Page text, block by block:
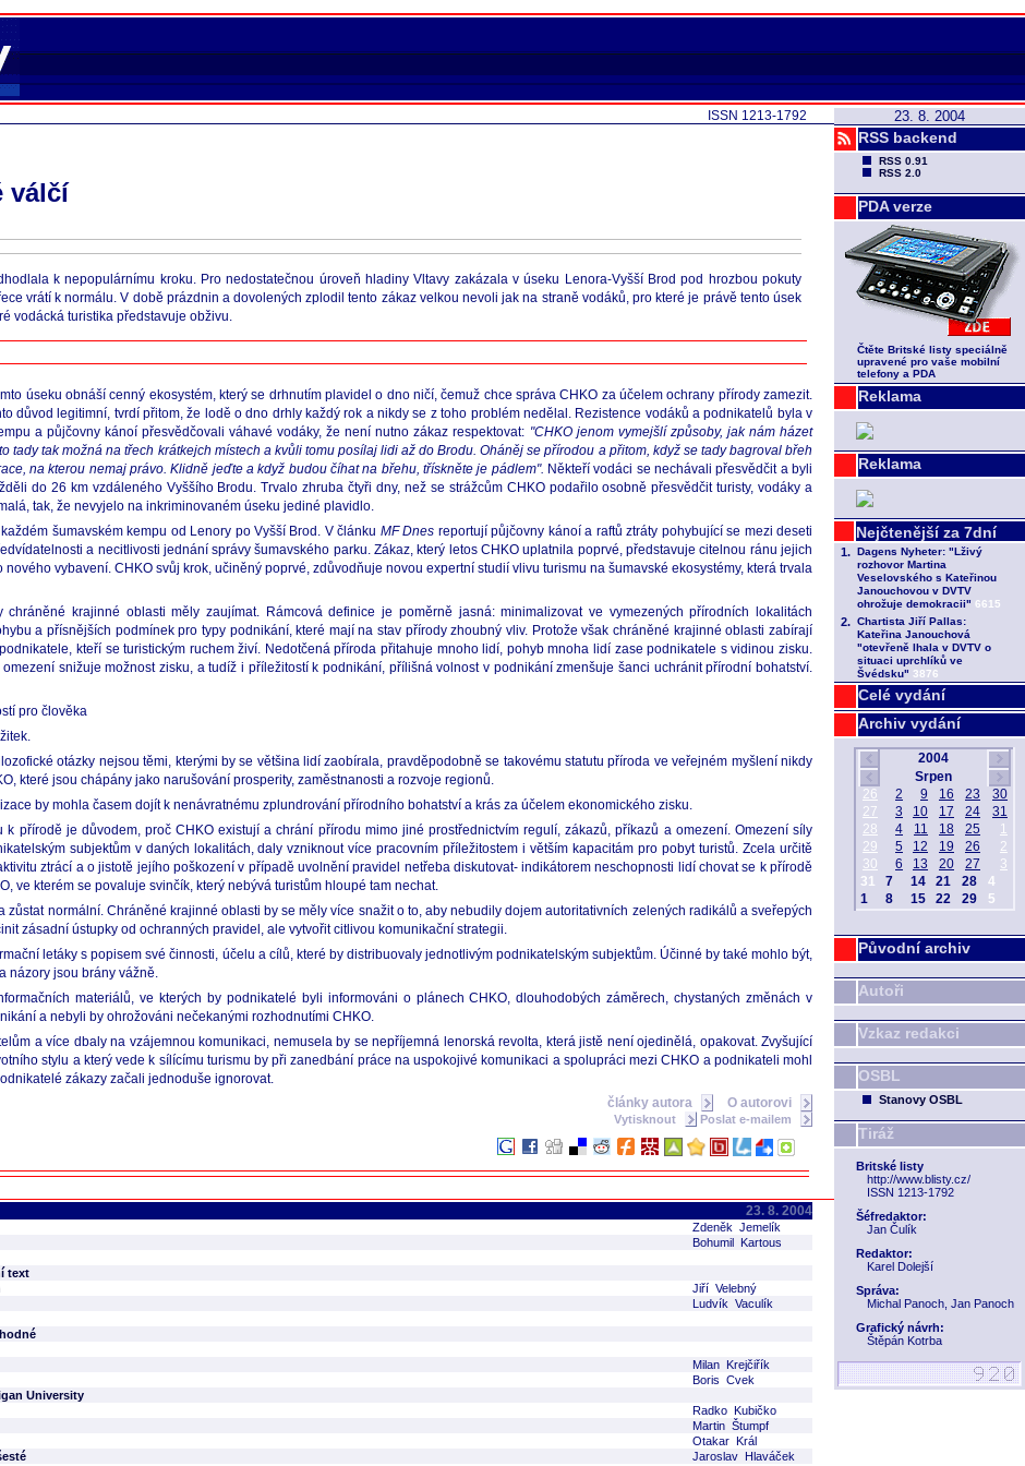
23. 8. 2004
RSS backend
RSS 0.91
RSS 2.0
PDA verze
Čtěte Britské listy speciálně
upravené pro vaše mobilní
telefony a PDA
Reklama
Reklama
Celé vydání
Archiv vydání
Původní archiv
Autoři
Vzkaz redakci
OSBL
Stanovy OSBL
Tiráž
Britské listy
http://www.blisty.cz/
ISSN 1213-1792
Šéfredaktor:
Jan Čulík
Redaktor:
Karel Dolejší
Správa:
Michal Panoch, Jan Panoch
Grafický návrh:
Štěpán Kotrba
ISSN 1213-1792
válčí
k nepopulárnímu kroku. Pro nedostatečnou úroveň hladiny Vltavy zakázala v úseku Lenora-Vyšší Brod pod hrozbou pokuty
vrátí k normálu. V době prázdnin a dovolených zplodil tento zákaz velkou nevoli jak na straně vodáků, pro které je právě tento úsek
vodácká turistika představuje obživu.
úseku obnáší cenný ekosystém, který se drhnutím plavidel o dno ničí, čemuž chce správa CHKO za účelem ochrany přírody zamezit.
důvod legitimní, tvrdí přitom, že lodě o dno drhly každý rok a nikdy se z toho problém nedělal. Rezistence vodáků a podnikatelů byla v
a půjčovny kánoí přesvědčovali váhavé vodáky, že není nutno zákaz respektovat: "CHKO jenom vymejšlí způsoby, jak nám házet
tady tak možná na třech krátkejch místech a kvůli tomu posílaj lidi až do Brodu. Oháněj se přírodou a přitom, když se tady bagroval břeh
na kterou nemaj právo. Klidně jeďte a když budou číhat na břehu, třískněte je pádlem". Někteří vodáci se nechávali přesvědčit a byli
do 26 km vzdáleného Vyššího Brodu. Trvalo zhruba čtyři dny, než se strážcům CHKO podařilo osobně přesvědčit turisty, vodáky a
tak, že nevyjelo na inkriminovaném úseku jediné plavidlo.
šumavském kempu od Lenory po Vyšší Brod. V článku MF Dnes reportují půjčovny kánoí a raftů ztráty pohybující se mezi deseti
a necitlivosti jednání správy šumavského parku. Zákaz, který letos CHKO uplatnila poprvé, představuje citelnou ránu jejich
vybavení. CHKO svůj krok, učiněný poprvé, zdůvodňuje novou expertní studií vlivu turismu na šumavské ekosystémy, která trvala
krajinné oblasti měly zaujímat. Rámcová definice je poměrně jasná: minimalizovat ve vymezených přírodních lokalitách
a přísnějších podmínek pro typy podnikání, které mají na stav přírody zhoubný vliv. Protože však chráněné krajinné oblasti zabírají
kteří se turistickým ruchem živí. Nedotčená příroda přitahuje mnoho lidí, pohyb mnoha lidí zase podnikatele s vidinou zisku.
snižuje možnost zisku, a tudíž i příležitostí k podnikání, přílišná volnost v podnikání zmenšuje šanci uchránit přírodní bohatství.
pro člověka
otázky nejsou těmi, kterými by se většina lidí zaobírala, pravděpodobně se takovému statutu příroda ve veřejném myšlení nikdy
které jsou chápány jako narušování prosperity, zaměstnanosti a rozvoje regionů.
by mohla časem dojít k nenávratnému zplundrování přírodního bohatství a krás za účelem ekonomického zisku.
přírodě je důvodem, proč CHKO existují a chrání přírodu mimo jiné prostřednictvím regulí, zákazů, příkazů a omezení. Omezení síly
subjektům v daných lokalitách, daly vzniknout více pracovním příležitostem i větším kapacitám pro pobyt turistů. Zcela určitě
ztrácí a o jistotě jejího poškození v případě uvolnění pravidel netřeba diskutovat- indikátorem neschopnosti lidí chovat se k přírodě
ve kterém se povaluje svinčík, který nebývá turistům hloupé tam nechat.
normální. Chráněné krajinné oblasti by se měly více snažit o to, aby nebudily dojem autoritativních zelených radikálů a sveřepých
zásadní ústupky od ochranných pravidel, ale vytvořit citlivou komunikační strategii.
letáky s popisem své činnosti, účelu a cílů, které by distribuovaly jednotlivým podnikatelským subjektům. Účinné by také mohlo být,
názory jsou brány vážně.
materiálů, ve kterých by podnikatelé byli informováni o plánech CHKO, dlouhodobých záměrech, chystaných změnách v
a nebyli by ohrožováni nečekanými rozhodnutími CHKO.
a více dbaly na vzájemnou komunikaci, nemusela by se nepříjemná lenorská revolta, která jistě není ojedinělá, opakovat. Zvyšující
stylu a který vede k sílícímu turismu by při zanedbání práce na uspokojivé komunikaci a spolupráci mezi CHKO a podnikateli mohl
zákazy začali jednoduše ignorovat.
články autora
O autorovi
Vytisknout Poslat e-mailem
23. 8. 2004
Zdeněk Jemelík
Bohumil Kartous
text
Jiří Velebný
Ludvík Vaculík
Milan Krejčiřík
Boris Cvek
University
Radko Kubičko
Martin Štumpf
Otakar Král
Jaroslav Hlaváček